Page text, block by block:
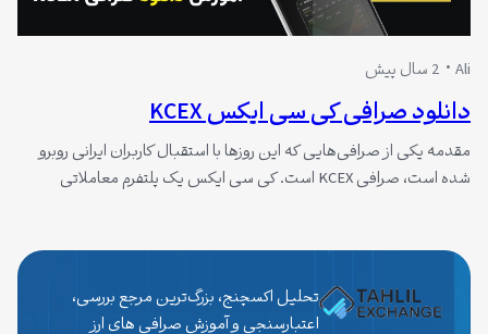
Ali 2 سال پیش
دانلود صرافی کی سی ایکس KCEX
مقدمه یکی از صرافی‌هایی که این روزها با استقبال کاربران ایرانی روبرو
شده است، صرافی KCEX است. کی سی ایکس یک پلتفرم معاملاتی
دیجیتال است. این صرافی با پشتیبانی از…
تحلیل اکسچنج، بزرگ‌ترین مرجع بررسی،
اعتبارسنجی و آموزش صرافی های ارز